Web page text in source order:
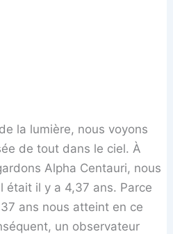
la lumière, nous voyons
de tout dans le ciel. À
Alpha Centauri, nous
était il y a 4,37 ans. Parce
ans nous atteint en ce
un observateur